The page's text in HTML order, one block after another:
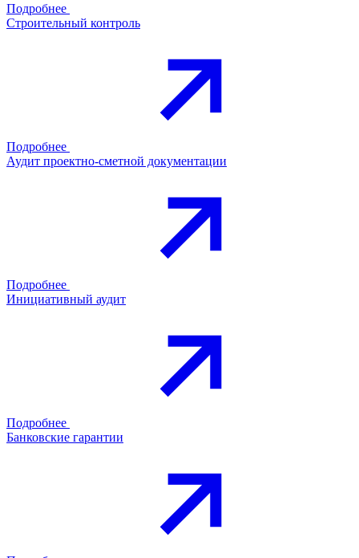
Подробнее
Строительный контроль
Подробнее
Аудит проектно-сметной документации
Подробнее
Инициативный аудит
Подробнее
Банковские гарантии